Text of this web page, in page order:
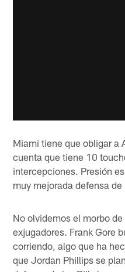
Miami tiene que obligar a
cuenta que tiene 10
intercepciones. Presión
muy mejorada defensa
No olvidemos el morbo
exjugadores. Frank Gore
corriendo, algo que ha
que Jordan Phillips se